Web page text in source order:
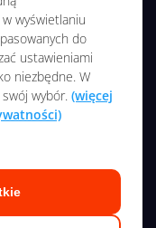
wyświetlaniu
do
ustawieniami
niezbędne. W
wybór. (więcej